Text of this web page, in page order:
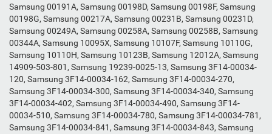
Samsung 00191A, Samsung 00198D, Samsung 00198F, Samsung
00198G, Samsung 00217A, Samsung 00231B, Samsung 00231D,
Samsung 00249A, Samsung 00258A, Samsung 00258B, Samsung
00344A, Samsung 10095X, Samsung 10107F, Samsung 10110G,
Samsung 10110H, Samsung 10123B, Samsung 12012A, Samsung
14909-503-801, Samsung 19239-0025-13, Samsung 3F14-00034-
120, Samsung 3F14-00034-162, Samsung 3F14-00034-270,
Samsung 3F14-00034-300, Samsung 3F14-00034-340, Samsung
3F14-00034-402, Samsung 3F14-00034-490, Samsung 3F14-
00034-510, Samsung 3F14-00034-780, Samsung 3F14-00034-781,
Samsung 3F14-00034-841, Samsung 3F14-00034-843, Samsung